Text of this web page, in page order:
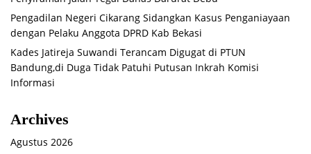
Pengadilan Negeri Cikarang Sidangkan Kasus Penganiayaan
dengan Pelaku Anggota DPRD Kab Bekasi
Kades Jatireja Suwandi Terancam Digugat di PTUN
Bandung,di Duga Tidak Patuhi Putusan Inkrah Komisi
Informasi
Archives
Agustus 2026